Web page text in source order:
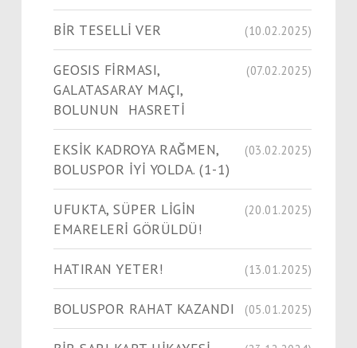
BİR TESELLİ VER (10.02.2025)
GEOSIS FİRMASI,
GALATASARAY MAÇI,
BOLUNUN HASRETİ
(07.02.2025)
EKSİK KADROYA RAĞMEN,
BOLUSPOR İYİ YOLDA. (1-1)
(03.02.2025)
UFUKTA, SÜPER LİGİN
EMARELERİ GÖRÜLDÜ!
(20.01.2025)
HATIRAN YETER! (13.01.2025)
BOLUSPOR RAHAT KAZANDI (05.01.2025)